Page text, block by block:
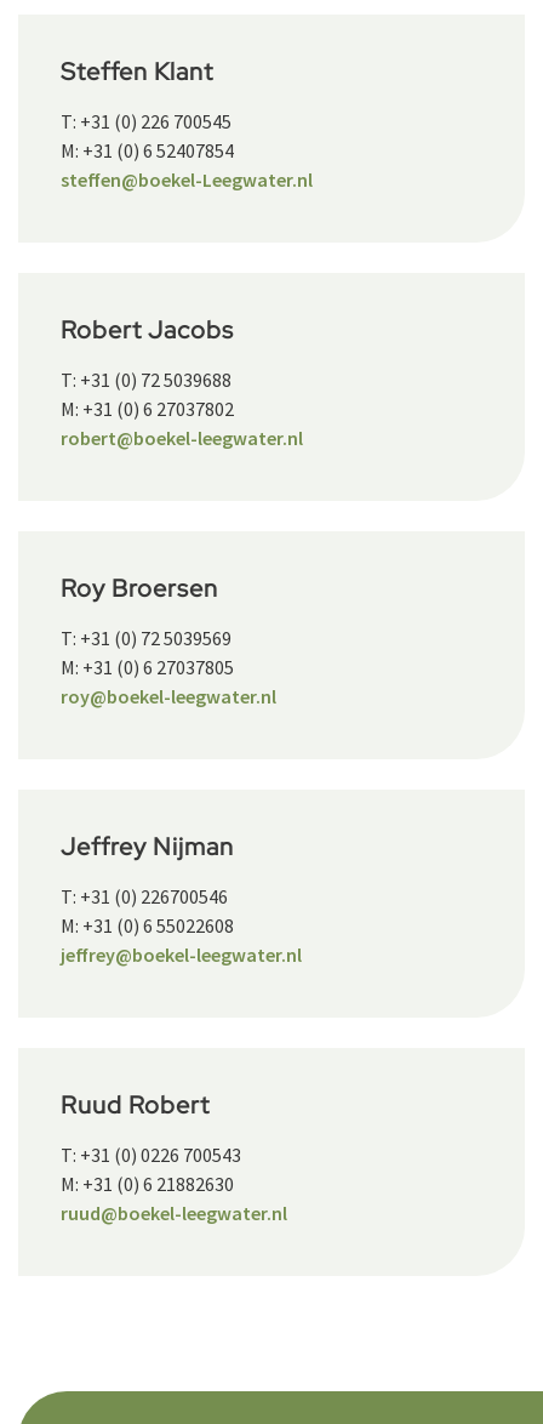
Steffen Klant
T: +31 (0) 226 700545
M: +31 (0) 6 52407854
steffen@boekel-Leegwater.nl
Robert Jacobs
T: +31 (0) 72 5039688
M: +31 (0) 6 27037802
robert@boekel-leegwater.nl
Roy Broersen
T: +31 (0) 72 5039569
M: +31 (0) 6 27037805
roy@boekel-leegwater.nl
Jeffrey Nijman
T: +31 (0) 226700546
M: +31 (0) 6 55022608
jeffrey@boekel-leegwater.nl
Ruud Robert
T: +31 (0) 0226 700543
M: +31 (0) 6 21882630
ruud@boekel-leegwater.nl